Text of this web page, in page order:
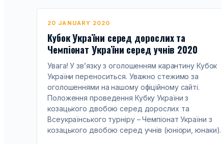
20 JANUARY 2020
Кубок України серед дорослих та
Чемпіонат України серед учнів 2020
Увага! У зв’язку з оголошенням карантину Кубок
України переноситься. Уважно стежимо за
оголошеннями на нашому офіційному сайті.
Положення проведення Кубку України з
козацького двобою серед дорослих та
Всеукраїнського турніру – Чемпіонат України з
козацького двобою серед учнів (юніори, юнаки).